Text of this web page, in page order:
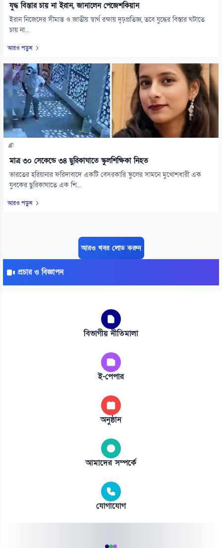
যুদ্ধ বিস্তার চায় না ইরান, জানালেন পেজেশকিয়ান
ইরান নিজেদের সীমান্ত ও জাতীয় স্বার্থ রক্ষায় দৃঢ়প্রতিজ্ঞ, তবে যুদ্ধের বিস্তার ঘটাতে
চায় না...
আরও পড়ুন
মাত্র ৩০ সেকেন্ডে ৩৪ ছুরিকাঘাতে স্কুলশিক্ষিকা নিহত
ভারতের হরিয়ানার ফরিদাবাদে একটি বেসরকারি স্কুলের সামনে মুখোশধারী এক
যুবকের ছুরিকাঘাতে এক শি...
আরও পড়ুন
আরও খবর লোড করুন
প্রচার ও বিজ্ঞাপন
বিভাগীয় নীতিমালা
ই-পেপার
অনুষ্ঠান
আমাদের সম্পর্কে
যোগাযোগ